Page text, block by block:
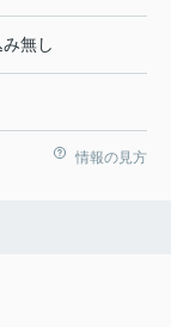
無し
情報の見方